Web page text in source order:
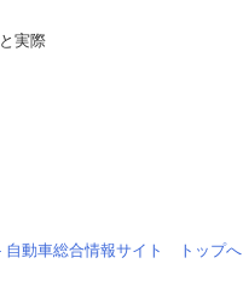
実際
自動車総合情報サイト トップへ